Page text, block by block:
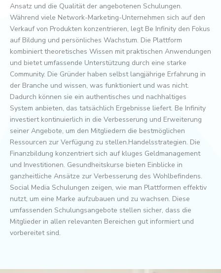
Ansatz und die Qualität der angebotenen Schulungen.
Während viele Network-Marketing-Unternehmen sich auf den
Verkauf von Produkten konzentrieren, legt Be Infinity den Fokus
auf Bildung und persönliches Wachstum. Die Plattform
kombiniert theoretisches Wissen mit praktischen Anwendungen
und bietet umfassende Unterstützung durch eine starke
Community. Die Gründer haben selbst langjährige Erfahrung in
der Branche und wissen, was funktioniert und was nicht.
Dadurch können sie ein authentisches und nachhaltiges
System anbieten, das tatsächlich Ergebnisse liefert. Be Infinity
investiert kontinuierlich in die Verbesserung und Erweiterung
seiner Angebote, um den Mitgliedern die bestmöglichen
Ressourcen zur Verfügung zu stellen.Handelsstrategien. Die
Finanzbildung konzentriert sich auf kluges Geldmanagement
und Investitionen. Gesundheitskurse bieten Einblicke in
ganzheitliche Ansätze zur Verbesserung des Wohlbefindens.
Social Media Schulungen zeigen, wie man Plattformen effektiv
nutzt, um eine Marke aufzubauen und zu wachsen. Diese
umfassenden Schulungsangebote stellen sicher, dass die
Mitglieder in allen relevanten Bereichen gut informiert und
vorbereitet sind.